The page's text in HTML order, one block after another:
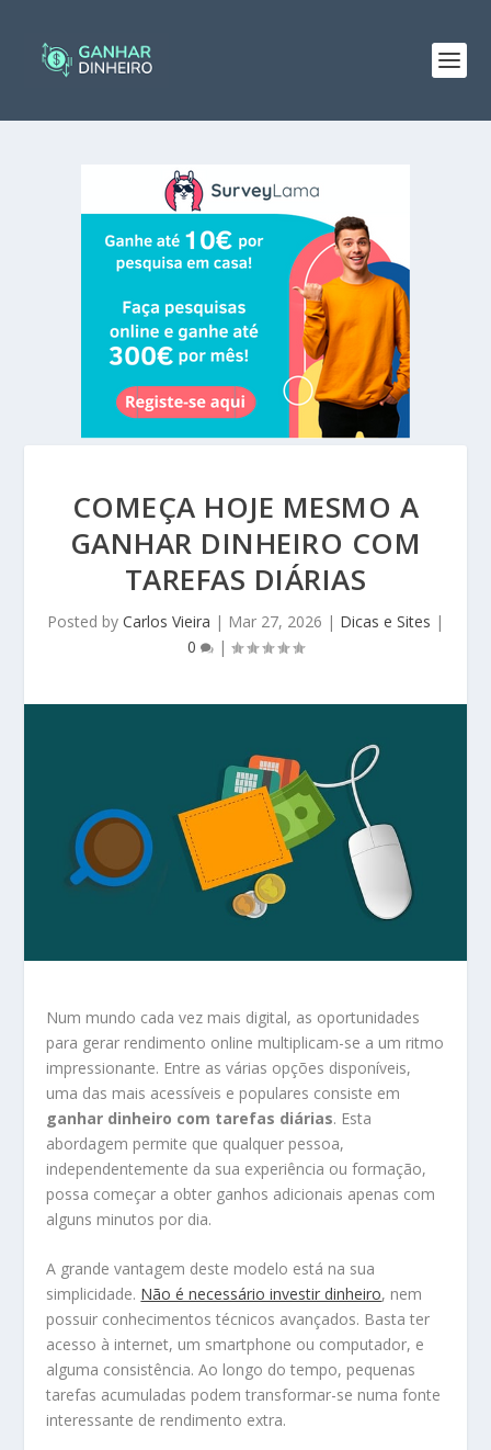
COMEÇA HOJE MESMO A
GANHAR DINHEIRO COM
TAREFAS DIÁRIAS
Posted by Carlos Vieira | Mar 27, 2026 | Dicas e Sites |
0
|
Num mundo cada vez mais digital, as oportunidades
para gerar rendimento online multiplicam-se a um ritmo
impressionante. Entre as várias opções disponíveis,
uma das mais acessíveis e populares consiste em
ganhar dinheiro com tarefas diárias. Esta
abordagem permite que qualquer pessoa,
independentemente da sua experiência ou formação,
possa começar a obter ganhos adicionais apenas com
alguns minutos por dia.
A grande vantagem deste modelo está na sua
simplicidade. Não é necessário investir dinheiro, nem
possuir conhecimentos técnicos avançados. Basta ter
acesso à internet, um smartphone ou computador, e
alguma consistência. Ao longo do tempo, pequenas
tarefas acumuladas podem transformar-se numa fonte
interessante de rendimento extra.